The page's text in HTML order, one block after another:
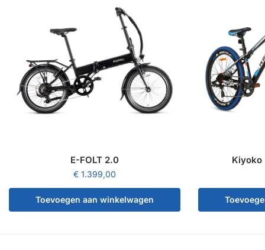
E-FOLT 2.0
€ 1.399,00
Toevoegen aan winkelwagen
Kiyoko